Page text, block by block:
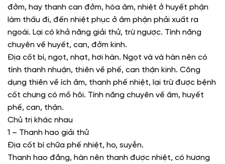
đởm, hay thanh can đởm, hòa âm, nhiệt ở huyết phận
làm thấu đi, đến nhiệt phục ở âm phận phải xuất ra
ngoài. Lại có khả năng giải thử, trừ ngược. Tính năng
chuyên về huyết, can, đởm kinh.
Địa cốt bì, ngọt, nhạt, hơi hàn. Ngọt và và hàn nên có
tính thanh nhuận, thiên về phế, can thận kinh. Công
dụng thiên về ích âm, thanh phế nhiệt, lại trừ được bệnh
cốt chưng có mồ hôi. Tính năng chuyên về âm, huyết
phế, can, thận.
Chủ trị khác nhau
1 – Thanh hao giải thử
Địa cốt bì chữa phế nhiệt, ho, suyễn.
Thanh hao đắng, hàn nên thanh được nhiệt, có hương